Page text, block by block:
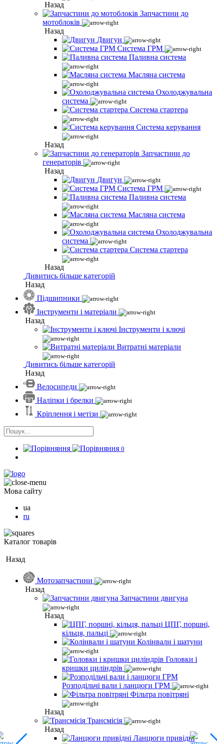
Назад
Запчастини до
мотоблоків
Назад
Двигун
Система ГРМ
Паливна система
Масляна система
Охолоджувальна
система
Система стартера
Система керування
Назад
Запчастини до
генераторів
Назад
Двигун
Система ГРМ
Паливна система
Масляна система
Охолоджувальна
система
Система стартера
Назад
Дивитись більше категорій
Назад
Підшипники
Інструменти і матеріали
Назад
Інструменти і ключі
Витратні матеріали
Дивитись більше категорій
Назад
Велосипеди
Наліпки і брелки
Кріплення і метізи
0
Мова сайту
ua
ru
Каталог товарів
Назад
Мотозапчастини
Назад
Запчастини двигуна
Назад
ЦПГ, поршні,
кільця, пальці
Колінвали і шатуни
Головки і
кришки циліндрів
Розподільчі вали і ланцюги ГРМ
Фільтра повітряні
Назад
Трансмісія
Назад
Ланцюги привідні